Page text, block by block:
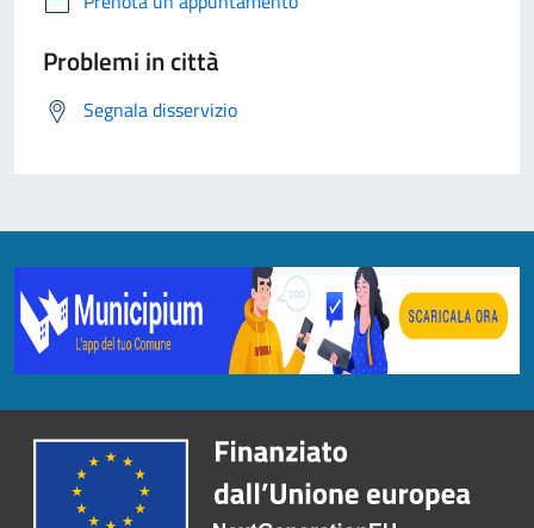
Problemi in città
Segnala disservizio